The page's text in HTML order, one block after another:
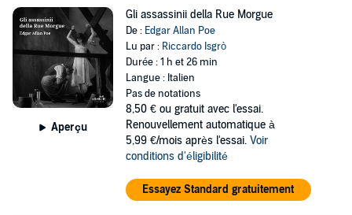
Aperçu
Gli assassinii della Rue Morgue
De : Edgar Allan Poe
Lu par : Riccardo Isgrò
Durée : 1 h et 26 min
Langue : Italien
Pas de notations
8,50 € ou gratuit avec l'essai.
Renouvellement automatique à
5,99 €/mois après l'essai. Voir
conditions d'éligibilité
Essayez Standard gratuitement